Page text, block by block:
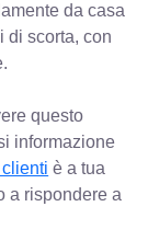
da casa
di scorta, con
questo
informazione
è a tua
a rispondere a